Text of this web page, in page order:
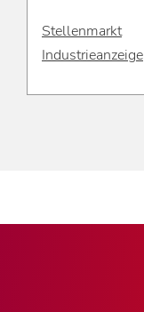
Stellenmarkt
Industrieanzeige